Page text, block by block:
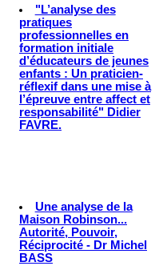
"L’analyse des
pratiques
professionnelles en
formation initiale
d’éducateurs de jeunes
enfants : Un praticien-
réflexif dans une mise à
l’épreuve entre affect et
responsabilité" Didier
FAVRE.
Une analyse de la
Maison Robinson...
Autorité, Pouvoir,
Réciprocité - Dr Michel
BASS